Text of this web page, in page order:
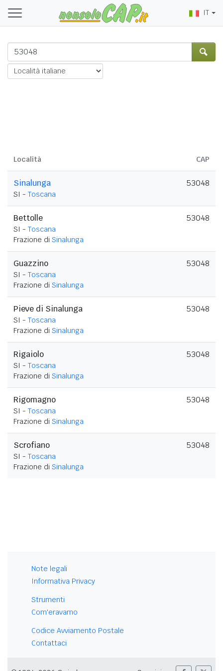
IT
Località CAP
Sinalunga
SI - Toscana
53048
Bettolle
SI - Toscana
Frazione di Sinalunga
53048
Guazzino
SI - Toscana
Frazione di Sinalunga
53048
Pieve di Sinalunga
SI - Toscana
Frazione di Sinalunga
53048
Rigaiolo
SI - Toscana
Frazione di Sinalunga
53048
Rigomagno
SI - Toscana
Frazione di Sinalunga
53048
Scrofiano
SI - Toscana
Frazione di Sinalunga
53048
Note legali
Informativa Privacy
Strumenti
Com'eravamo
Codice Avviamento Postale
Contattaci